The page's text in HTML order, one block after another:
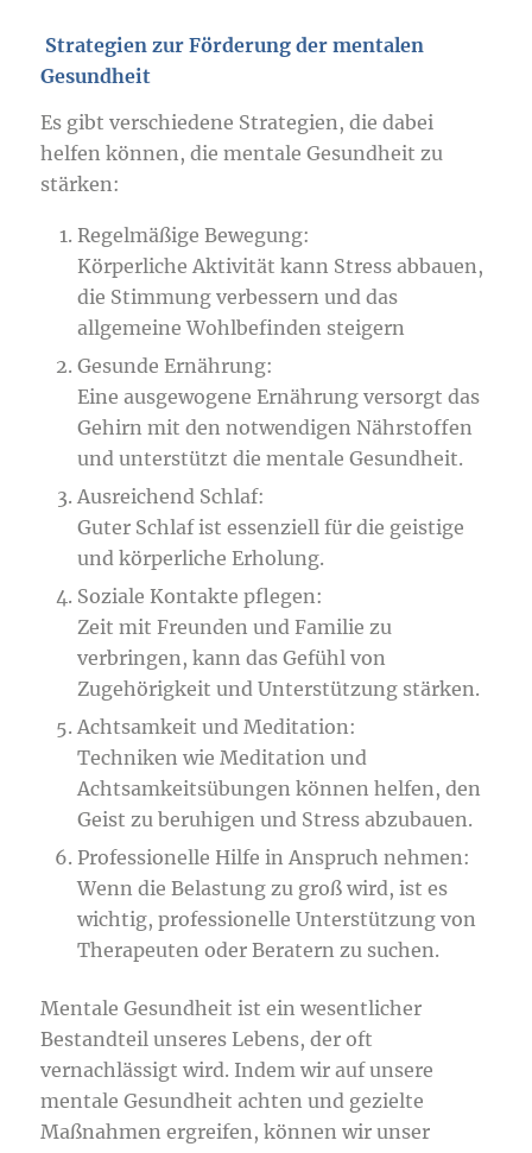
Strategien zur Förderung der mentalen
Gesundheit
Es gibt verschiedene Strategien, die dabei
helfen können, die mentale Gesundheit zu
stärken:
Regelmäßige Bewegung:
Körperliche Aktivität kann Stress abbauen,
die Stimmung verbessern und das
allgemeine Wohlbefinden steigern
Gesunde Ernährung:
Eine ausgewogene Ernährung versorgt das
Gehirn mit den notwendigen Nährstoffen
und unterstützt die mentale Gesundheit.
Ausreichend Schlaf:
Guter Schlaf ist essenziell für die geistige
und körperliche Erholung.
Soziale Kontakte pflegen:
Zeit mit Freunden und Familie zu
verbringen, kann das Gefühl von
Zugehörigkeit und Unterstützung stärken.
Achtsamkeit und Meditation:
Techniken wie Meditation und
Achtsamkeitsübungen können helfen, den
Geist zu beruhigen und Stress abzubauen.
Professionelle Hilfe in Anspruch nehmen:
Wenn die Belastung zu groß wird, ist es
wichtig, professionelle Unterstützung von
Therapeuten oder Beratern zu suchen.
Mentale Gesundheit ist ein wesentlicher
Bestandteil unseres Lebens, der oft
vernachlässigt wird. Indem wir auf unsere
mentale Gesundheit achten und gezielte
Maßnahmen ergreifen, können wir unser